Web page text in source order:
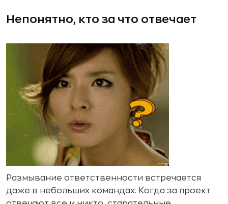
Непонятно, кто за что отвечает
Размывание ответственности встречается
даже в небольших командах. Когда за проект